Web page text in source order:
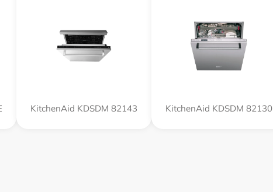
KitchenAid KDSDM 82143 KitchenAid KDSDM 82130